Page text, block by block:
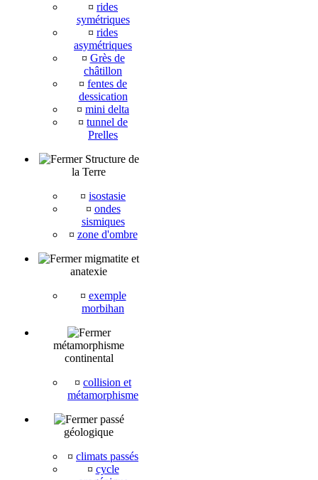
¤ rides
symétriques
¤ rides
asymétriques
¤ Grès de
châtillon
¤ fentes de
dessication
¤ mini delta
¤ tunnel de
Prelles
Structure de
la Terre
¤ isostasie
¤ ondes
sismiques
¤ zone d'ombre
migmatite et
anatexie
¤ exemple
morbihan
métamorphisme
continental
¤ collision et
métamorphisme
passé
géologique
¤ climats passés
¤ cycle